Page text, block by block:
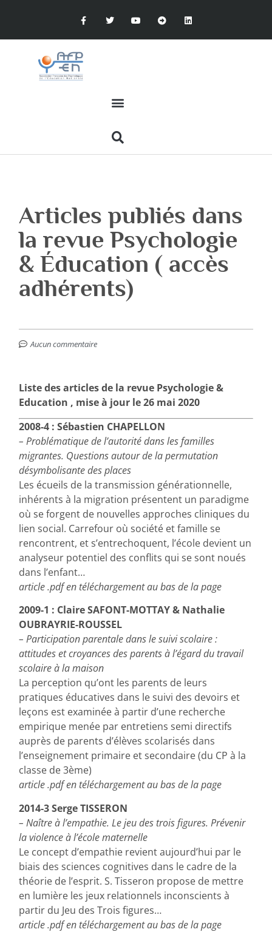
Articles publiés dans
la revue Psychologie
& Éducation ( accès
adhérents)
Aucun commentaire
Liste des articles de la revue Psychologie &
Education , mise à jour le 26 mai 2020
2008-4 : Sébastien CHAPELLON
– Problématique de l’autorité dans les familles
migrantes. Questions autour de la permutation
désymbolisante des places
Les écueils de la transmission générationnelle,
inhérents à la migration présentent un paradigme
où se forgent de nouvelles approches cliniques du
lien social. Carrefour où société et famille se
rencontrent, et s’entrechoquent, l’école devient un
analyseur potentiel des conflits qui se sont noués
dans l’enfant…
article .pdf en téléchargement au bas de la page
2009-1 : Claire SAFONT-MOTTAY & Nathalie
OUBRAYRIE-ROUSSEL
– Participation parentale dans le suivi scolaire :
attitudes et croyances des parents à l’égard du travail
scolaire à la maison
La perception qu’ont les parents de leurs
pratiques éducatives dans le suivi des devoirs et
leçons est examinée à partir d’une recherche
empirique menée par entretiens semi directifs
auprès de parents d’élèves scolarisés dans
l’enseignement primaire et secondaire (du CP à la
classe de 3ème)
article .pdf en téléchargement au bas de la page
2014-3 Serge TISSERON
– Naître à l’empathie. Le jeu des trois figures. Prévenir
la violence à l’école maternelle
Le concept d’empathie revient aujourd’hui par le
biais des sciences cognitives dans le cadre de la
théorie de l’esprit. S. Tisseron propose de mettre
en lumière les jeux relationnels inconscients à
partir du Jeu des Trois figures…
article .pdf en téléchargement au bas de la page